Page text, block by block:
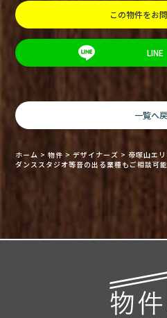
この物件をお
LINE
一覧へ
ホーム >物件 >デザイナーズ > 帝塚山エ
ダンススタジオ等音の出る業種もご相談可能